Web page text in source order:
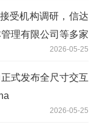
受机构调研，信达
理有限公司等多家
2026-05-25
式发布全尺寸交互
2026-05-25